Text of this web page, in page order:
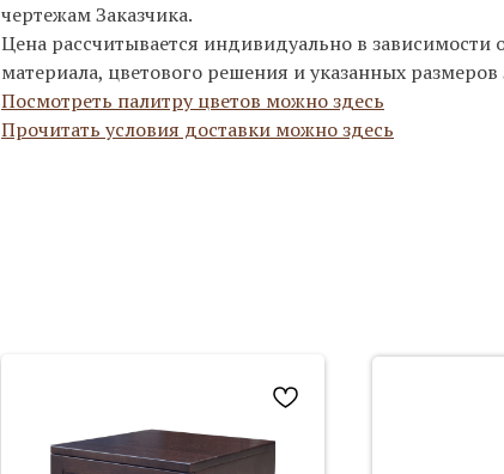
чертежам Заказчика.
Цена рассчитывается индивидуально в зависимости
материала, цветового решения и указанных размеров
Посмотреть палитру цветов можно здесь
Прочитать условия доставки можно здесь